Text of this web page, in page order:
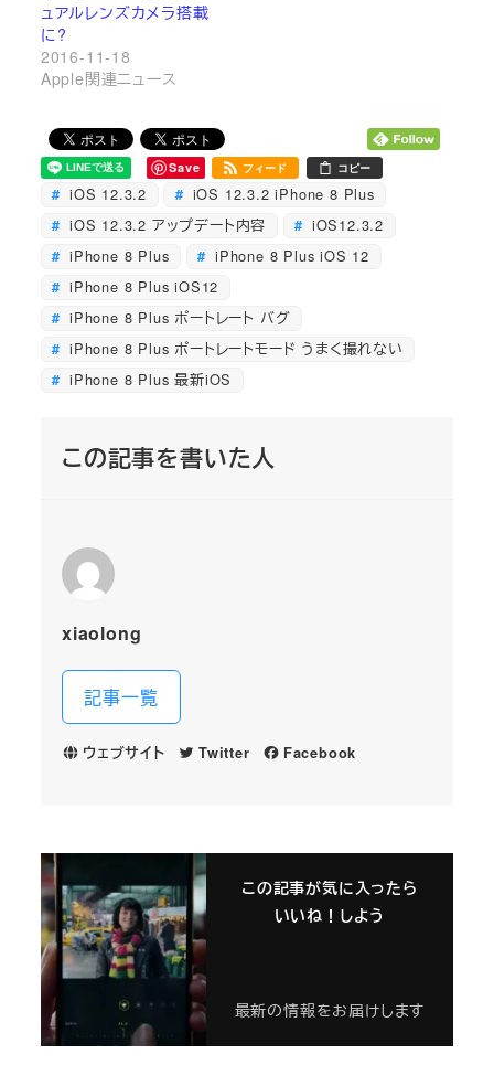
ュアルレンズカメラ搭載
に?
2016-11-18
Apple関連ニュース
Save フィード コピー
iOS 12.3.2
iOS 12.3.2 iPhone 8 Plus
iOS 12.3.2 アップデート内容
iOS12.3.2
iPhone 8 Plus
iPhone 8 Plus iOS 12
iPhone 8 Plus iOS12
iPhone 8 Plus ポートレート バグ
iPhone 8 Plus ポートレートモード うまく撮れない
iPhone 8 Plus 最新iOS
この記事を書いた人
xiaolong
記事一覧
ウェブサイト Twitter Facebook
この記事が気に入ったら
いいね！しよう
最新の情報をお届けします